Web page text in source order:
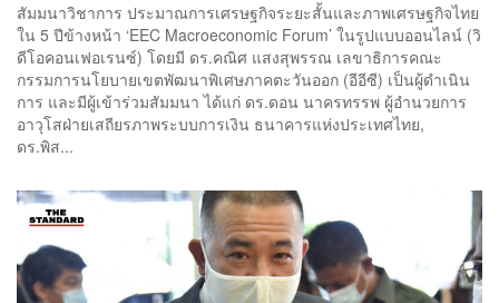
สัมมนาวิชาการ ประมาณการเศรษฐกิจระยะสั้นและภาพเศรษฐกิจไทย
ใน 5 ปีข้างหน้า ‘EEC Macroeconomic Forum’ ในรูปแบบออนไลน์ (วิ
ดีโอคอนเฟอเรนซ์) โดยมี ดร.คณิศ แสงสุพรรณ เลขาธิการคณะ
กรรมการนโยบายเขตพัฒนาพิเศษภาคตะวันออก (อีอีซี) เป็นผู้ดำเนิน
การ และมีผู้เข้าร่วมสัมมนา ได้แก่ ดร.ดอน นาครทรรพ ผู้อำนวยการ
อาวุโสฝ่ายเสถียรภาพระบบการเงิน ธนาคารแห่งประเทศไทย,
ดร.พิส...